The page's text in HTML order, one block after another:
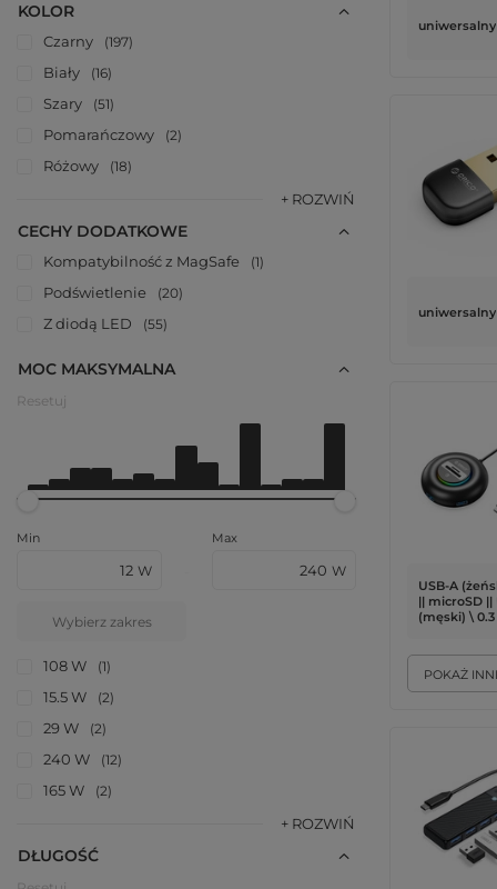
KOLOR
Czarny 197
Biały 16
Szary 51
Pomarańczowy 2
Różowy 18
+ ROZWIŃ
CECHY DODATKOWE
Kompatybilność z MagSafe 1
Podświetlenie 20
Z diodą LED 55
MOC MAKSYMALNA
Resetuj
Min
W
Max
W
Wybierz zakres
108 W 1
15.5 W 2
29 W 2
240 W 12
165 W 2
+ ROZWIŃ
DŁUGOŚĆ
uniwersalny
uniwersalny
POKAŻ
USB-A
|| microSD ||
(męski) \